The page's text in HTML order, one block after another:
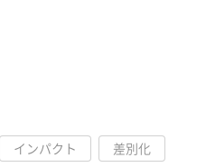
インパクト
差別化